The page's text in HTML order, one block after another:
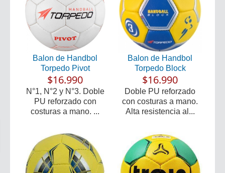
Balon de Handbol
Torpedo Pivot
$16.990
N°1, N°2 y N°3. Doble
PU reforzado con
costuras a mano. ...
Balon de Handbol
Torpedo Block
$16.990
Doble PU reforzado
con costuras a mano.
Alta resistencia al...